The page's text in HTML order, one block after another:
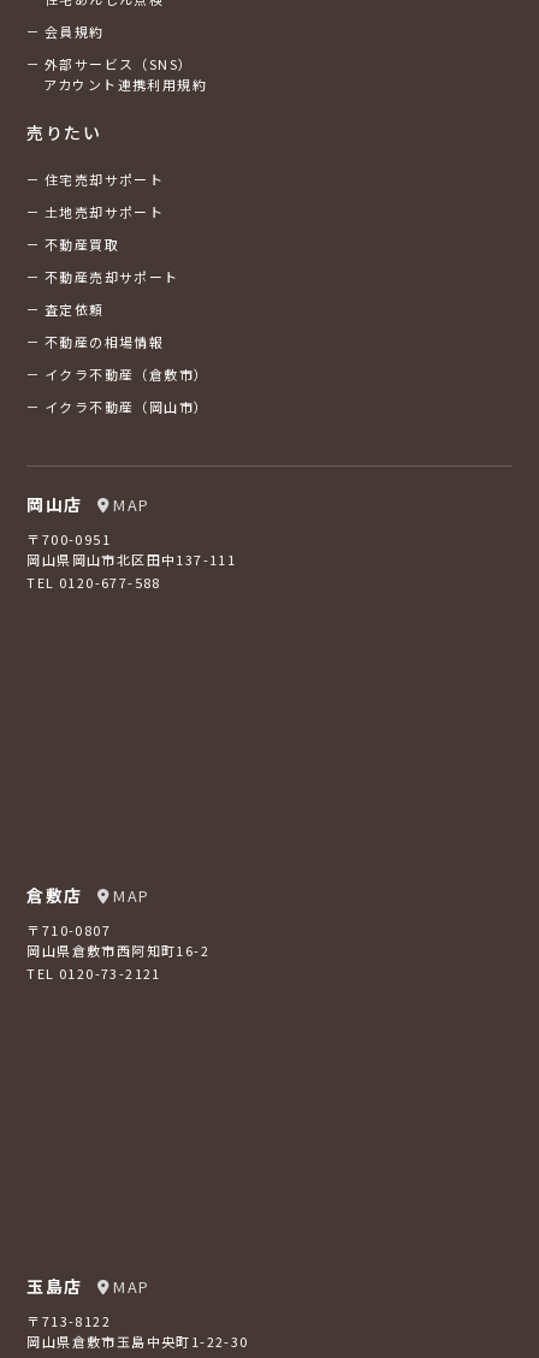
会員規約
外部サービス（SNS）
アカウント連携利用規約
売りたい
住宅売却サポート
土地売却サポート
不動産買取
不動産売却サポート
査定依頼
不動産の相場情報
イクラ不動産（倉敷市）
イクラ不動産（岡山市）
岡山店 MAP
〒700-0951
岡山県岡山市北区田中137-111
TEL 0120-677-588
倉敷店 MAP
〒710-0807
岡山県倉敷市西阿知町16-2
TEL 0120-73-2121
玉島店 MAP
〒713-8122
岡山県倉敷市玉島中央町1-22-30